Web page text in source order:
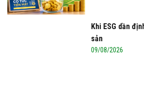
Khi ESG dần
sản
09/08/2026